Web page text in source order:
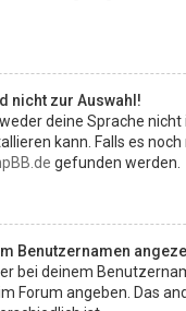
nicht zur Auswahl!
deine Sprache
kann. Falls es
gefunden werden.
Benutzernamen
bei deinem
Forum angeben. Das